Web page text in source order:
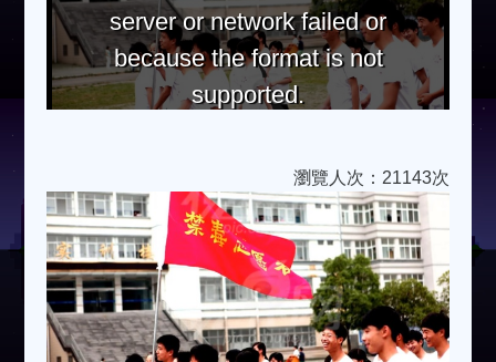
server or network failed or
because the format is not
supported.
瀏覽人次：21143次